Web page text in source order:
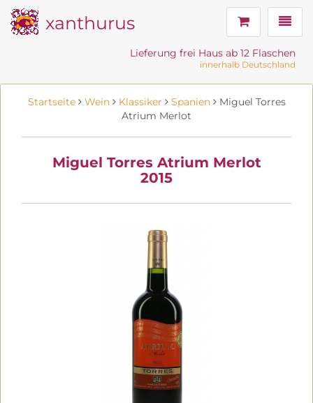
xanthurus
Lieferung frei Haus ab 12 Flaschen
innerhalb Deutschland
Startseite Wein Klassiker Spanien Miguel Torres
Atrium Merlot
Miguel Torres Atrium Merlot
2015